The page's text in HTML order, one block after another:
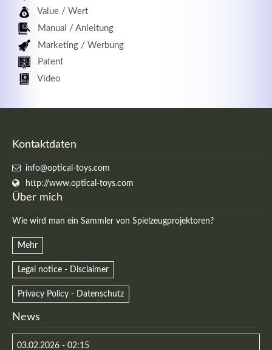
Value / Wert
Manual / Anleitung
Marketing / Werbung
Patent
Video
Kontaktdaten
info@optical-toys.com
http://www.optical-toys.com
Über mich
Wie wird man ein Sammler von Spielzeugprojektoren?
Mehr
Legal notice - Disclaimer
Privacy Policy - Datenschutz
News
03.02.2026 - 02:15